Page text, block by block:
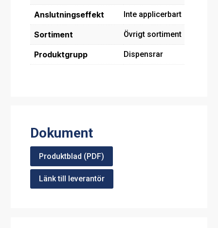
Anslutningseffekt Inte applicerbart
Sortiment Övrigt sortiment
Produktgrupp Dispensrar
Dokument
Produktblad (PDF)
Länk till leverantör